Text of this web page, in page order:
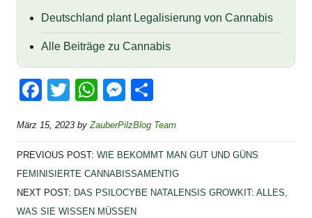
Deutschland plant Legalisierung von Cannabis
Alle Beiträge zu Cannabis
F
c
e
b
o
T
tt
er
W
at
s
A
p
M
ss
e
n
g
e
n
März 15, 2023 byZauberPilzBlog Team
PREVIOUS POST: WIE BEKOMMT MAN GUT UND GÜNS
FEMINISIERTE CANNABISSAMENTIG
NEXT POST: DAS PSILOCYBE NATALENSIS GROWKIT: ALLES,
WAS SIE WISSEN MÜSSEN